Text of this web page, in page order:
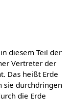
diesem Teil der
Vertreter der
Das heißt Erde
sie durchdringen
die Erde